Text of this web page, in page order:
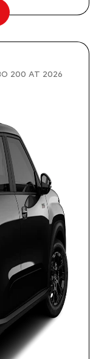
200 AT 2026